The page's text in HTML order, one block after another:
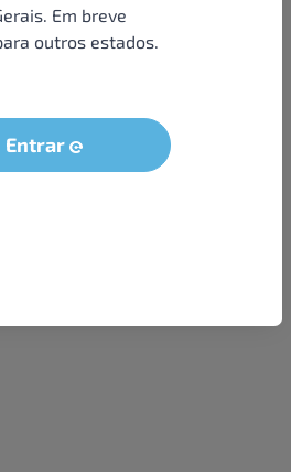
Em breve
outros estados.
Entrar
do titular